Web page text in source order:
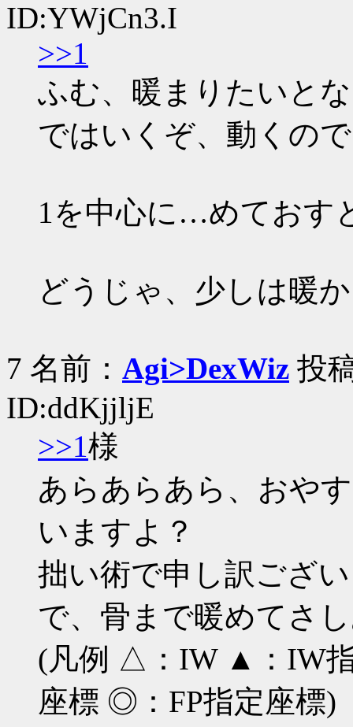
ID:YWjCn3.I
>>1
ふむ、暖まりたいと
ではいくぞ、動くの
1を中心に…めておす
どうじゃ、少しは暖
7 名前： Agi>DexWiz 投
ID:ddKjjljE
>>1様
あらあらあら、おや
いますよ？
拙い術で申し訳ござ
で、骨まで暖めてさ
(凡例 △：IW ▲：IW
座標 ◎：FP指定座標)